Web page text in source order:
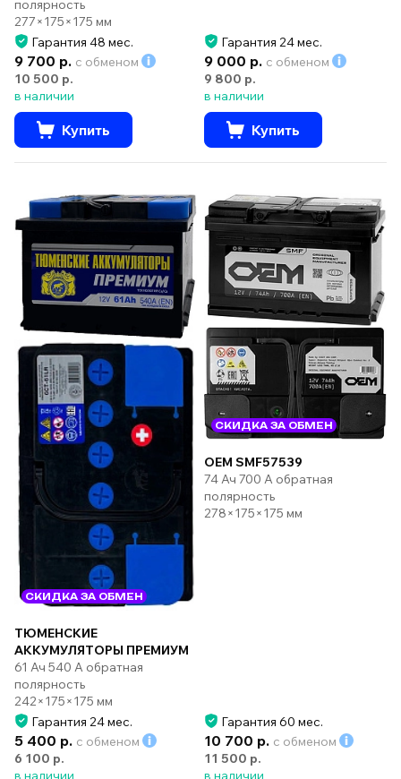
полярность
277×175×175 мм
Гарантия 48 мес.
9 700 р. с обменом
10 500 р.
в наличии
Купить
Гарантия 24 мес.
9 000 р. с обменом
9 800 р.
в наличии
Купить
СКИДКА ЗА ОБМЕН
ТЮМЕНСКИЕ
АККУМУЛЯТОРЫ ПРЕМИУМ
61 Ач 540 А обратная
полярность
242×175×175 мм
Гарантия 24 мес.
5 400 р. с обменом
6 100 р.
в наличии
СКИДКА ЗА ОБМЕН
OEM SMF57539
74 Ач 700 А обратная
полярность
278×175×175 мм
Гарантия 60 мес.
10 700 р. с обменом
11 500 р.
в наличии